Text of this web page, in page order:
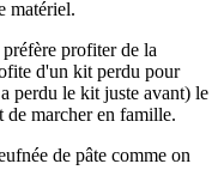
matériel.
profiter de la
d'un kit perdu pour
perdu le kit juste avant) le
de marcher en famille.
de pâte comme on